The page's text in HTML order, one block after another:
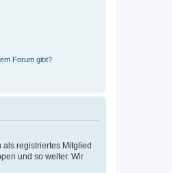
Forum gibt?
als registriertes Mitglied
und so weiter. Wir